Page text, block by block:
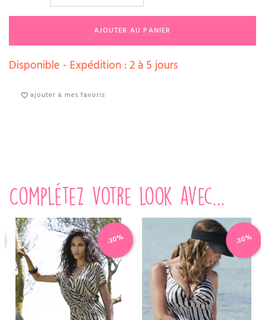
AJOUTER AU PANIER
Disponible - Expédition : 2 à 5 jours
ajouter à mes favoris
Complétez votre look avec...
-30% -30%